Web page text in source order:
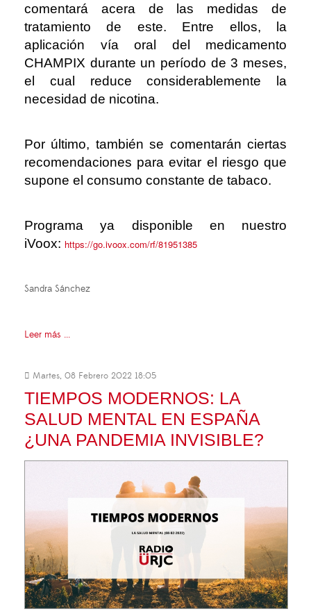
comentará acera de las medidas de
tratamiento de este. Entre ellos, la
aplicación vía oral del medicamento
CHAMPIX durante un período de 3 meses,
el cual reduce considerablemente la
necesidad de nicotina.
Por último, también se comentarán ciertas
recomendaciones para evitar el riesgo que
supone el consumo constante de tabaco.
Programa ya disponible en nuestro
iVoox: https://go.ivoox.com/rf/81951385
Sandra Sánchez
Leer más ...
Martes, 08 Febrero 2022 18:05
TIEMPOS MODERNOS: LA
SALUD MENTAL EN ESPAÑA
¿UNA PANDEMIA INVISIBLE?